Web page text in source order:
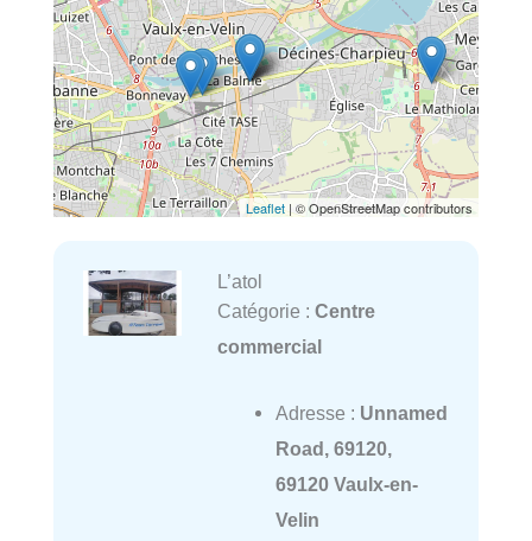
Leaflet| © OpenStreetMap contributors
L’atol
Catégorie : Centre
commercial
Adresse : Unnamed
Road, 69120,
69120 Vaulx-en-
Velin